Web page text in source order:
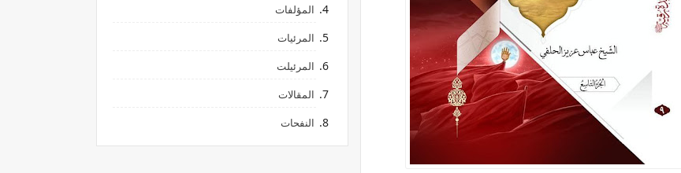
المؤلفات
المرئيات
المرئيلت
المقالات
النفحات